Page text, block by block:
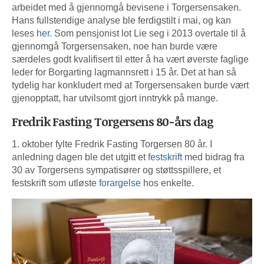
arbeidet med å gjennomgå bevisene i Torgersensaken.
Hans fullstendige analyse ble ferdigstilt i mai, og kan
leses her. Som pensjonist lot Lie seg i 2013 overtale til å
gjennomgå Torgersensaken, noe han burde være
særdeles godt kvalifisert til etter å ha vært øverste faglige
leder for Borgarting lagmannsrett i 15 år. Det at han så
tydelig har konkludert med at Torgersensaken burde vært
gjenopptatt, har utvilsomt gjort inntrykk på mange.
Fredrik Fasting Torgersens 80-års dag
1. oktober fylte Fredrik Fasting Torgersen 80 år. I
anledning dagen ble det utgitt etfestskriftmed bidrag fra
30 av Torgersens sympatisører og støttsspillere, et
festskrift som utløste forargelse hos enkelte.